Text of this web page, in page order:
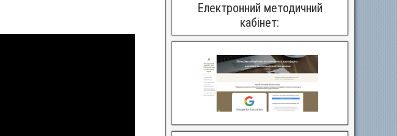
Електронний методичний
кабінет: